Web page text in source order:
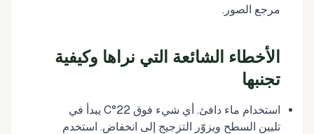
مرجع الصور.
الأخطاء الشائعة التي نراها وكيفية
تجنبها
استخدام ماء دافئ. أي شيء فوق 22°C يبدأ في
تليين السطح ويزوّر التزجيج إلى انخفاض. استخدم